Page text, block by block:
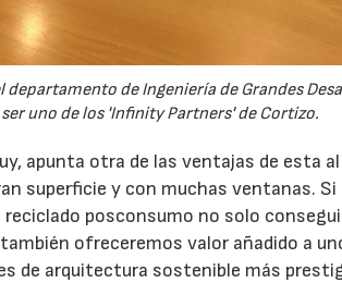
de Ingeniería de Grandes
uno de los 'Infinity Partners' de Cortizo.
apunta otra de las ventajas de esta
superficie y con muchas ventanas. Si
posconsumo no solo
ofreceremos valor añadido a
de arquitectura sostenible más